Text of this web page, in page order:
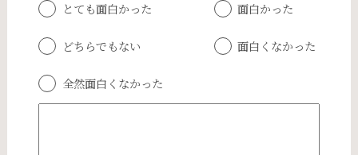
とても面白かった 面白かった
どちらでもない 面白くなかった
全然面白くなかった